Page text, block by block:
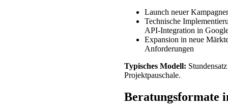
Launch neuer
Technische
API-Integration in
Expansion in neue
Anforderungen
Typisches Modell:
Projektpauschale.
Beratungsformate